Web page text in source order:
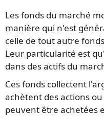
Les fonds du marché
manière qui n'est
celle de tout autre
Leur particularité est
dans des actifs du
Ces fonds collectent
achètent des actions
peuvent être achetées